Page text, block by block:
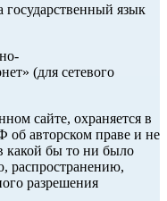
язык
(для сетевого
сайте, охраняется в
об авторском праве и не
какой бы то ни было
распространению,
разрешения